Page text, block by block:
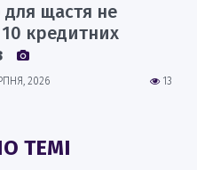
для щастя не
10 кредитних
13
2026
ТЕМІ